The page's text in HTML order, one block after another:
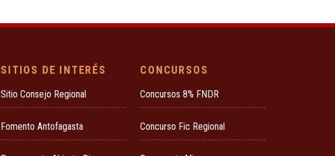
SITIOS DE INTERÉS
Sitio Consejo Regional
Fomento Antofagasta
CONCURSOS
Concursos 8% FNDR
Concurso Fic Regional